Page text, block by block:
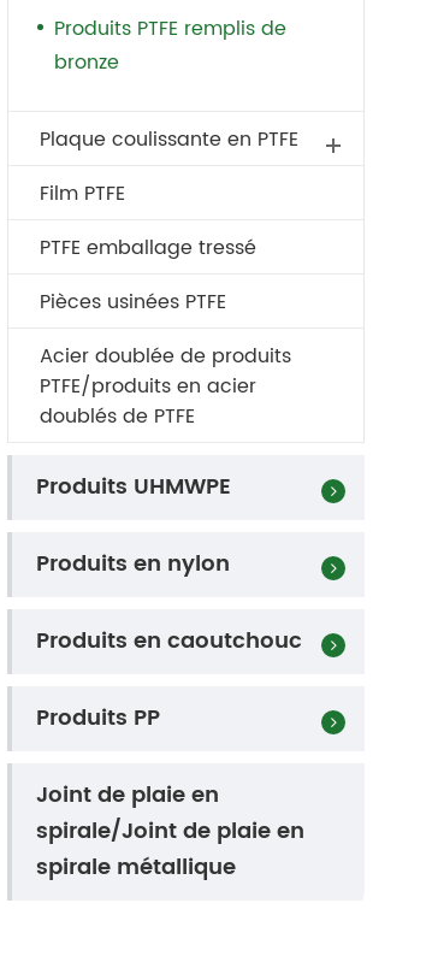
Produits PTFE remplis de
bronze
Plaque coulissante en PTFE
Film PTFE
PTFE emballage tressé
Pièces usinées PTFE
Acier doublée de produits
PTFE/produits en acier
doublés de PTFE
Produits UHMWPE
Produits en nylon
Produits en caoutchouc
Produits PP
Joint de plaie en
spirale/Joint de plaie en
spirale métallique